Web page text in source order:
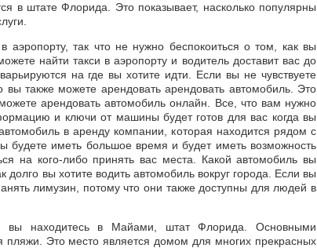
в штате Флорида. Это показывает, насколько популярны
аэропорту, так что не нужно беспокоиться о том, как вы
найти такси в аэропорту и водитель доставит вас до
на где вы хотите идти. Если вы не чувствуете
вы также можете арендовать арендовать автомобиль. Это
арендовать автомобиль онлайн. Все, что вам нужно
и ключи от машины будет готов для вас когда вы
в аренду компании, которая находится рядом с
будете иметь большое время и будет иметь возможность
на кого-либо принять вас места. Какой автомобиль вы
долго вы хотите водить автомобиль вокруг города. Если вы
лимузин, потому что они также доступны для людей в
вы находитесь в Майами, штат Флорида. Основными
пляжи. Это место является домом для многих прекрасных